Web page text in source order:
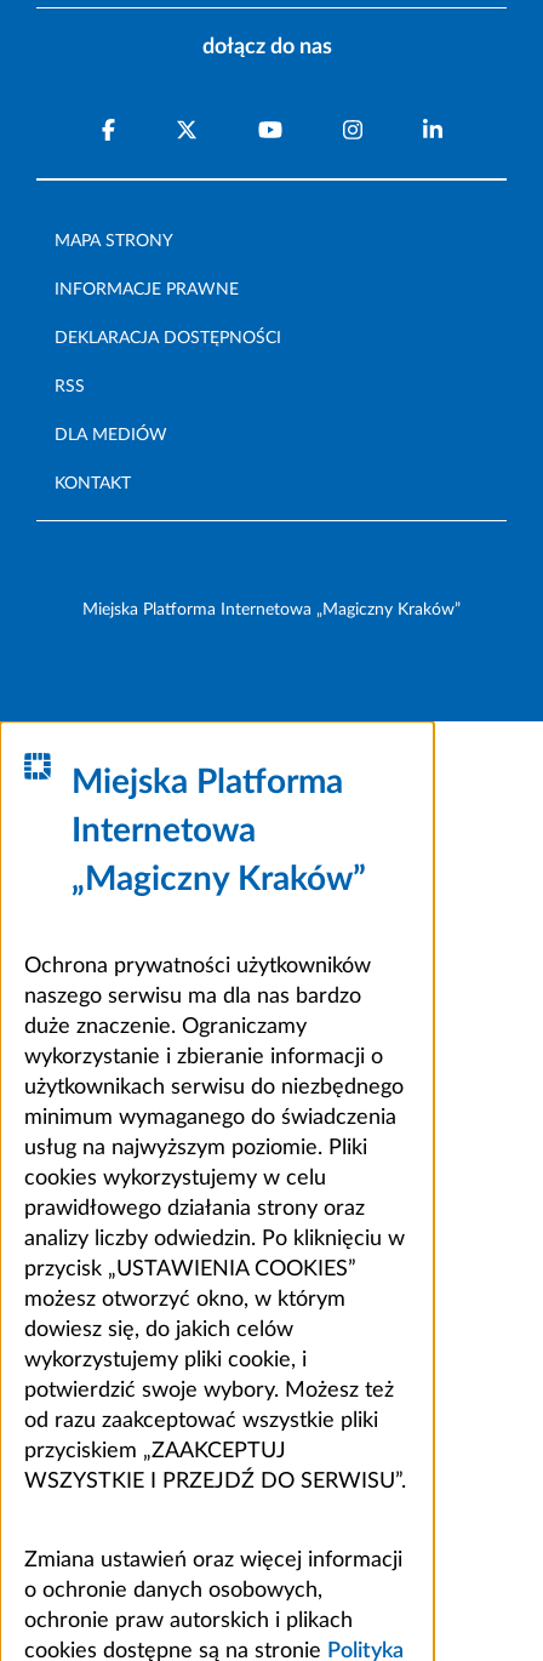
dołącz do nas
MAPA STRONY
INFORMACJE PRAWNE
DEKLARACJA DOSTĘPNOŚCI
RSS
DLA MEDIÓW
KONTAKT
Miejska Platforma Internetowa „Magiczny Kraków”
Miejska Platforma
Internetowa
„Magiczny Kraków”
Ochrona prywatności użytkowników
naszego serwisu ma dla nas bardzo
duże znaczenie. Ograniczamy
wykorzystanie i zbieranie informacji o
użytkownikach serwisu do niezbędnego
minimum wymaganego do świadczenia
usług na najwyższym poziomie. Pliki
cookies wykorzystujemy w celu
prawidłowego działania strony oraz
analizy liczby odwiedzin. Po kliknięciu w
przycisk „USTAWIENIA COOKIES”
możesz otworzyć okno, w którym
dowiesz się, do jakich celów
wykorzystujemy pliki cookie, i
potwierdzić swoje wybory. Możesz też
od razu zaakceptować wszystkie pliki
przyciskiem „ZAAKCEPTUJ
WSZYSTKIE I PRZEJDŹ DO SERWISU”.
Zmiana ustawień oraz więcej informacji
o ochronie danych osobowych,
ochronie praw autorskich i plikach
cookies dostępne są na stronie Polityka